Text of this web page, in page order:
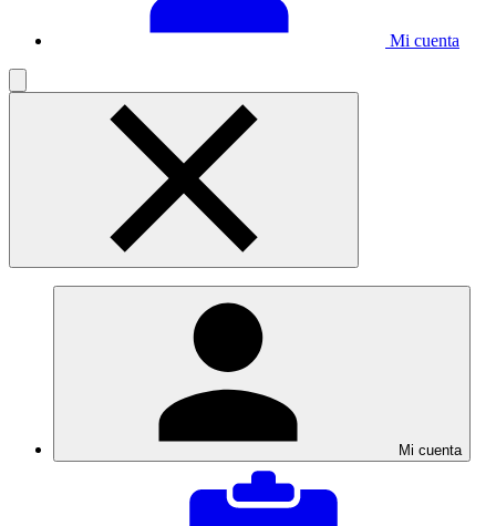
Mi cuenta
Mi cuenta